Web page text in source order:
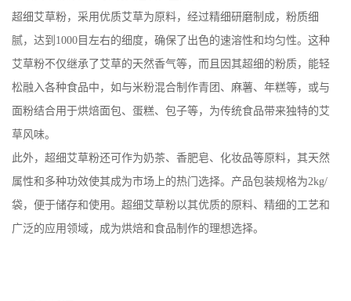
超细艾草粉，采用优质艾草为原料，经过精细研磨制成，粉质细
腻，达到1000目左右的细度，确保了出色的速溶性和均匀性。这种
艾草粉不仅继承了艾草的天然香气等，而且因其超细的粉质，能轻
松融入各种食品中，如与米粉混合制作青团、麻薯、年糕等，或与
面粉结合用于烘焙面包、蛋糕、包子等，为传统食品带来独特的艾
草风味。
此外，超细艾草粉还可作为奶茶、香肥皂、化妆品等原料，其天然
属性和多种功效使其成为市场上的热门选择。产品包装规格为2kg/
袋，便于储存和使用。超细艾草粉以其优质的原料、精细的工艺和
广泛的应用领域，成为烘焙和食品制作的理想选择。